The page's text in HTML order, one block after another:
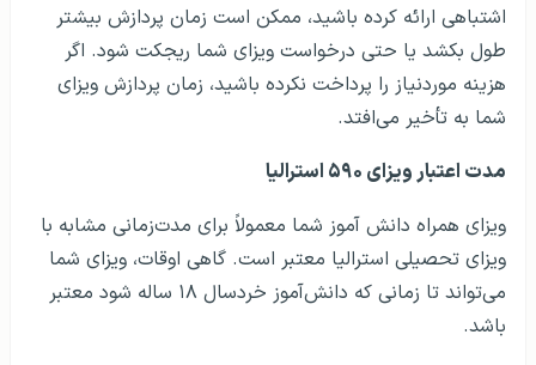
اشتباهی ارائه کرده باشید، ممکن است زمان پردازش بیشتر
طول بکشد یا حتی درخواست ویزای شما ریجکت شود. اگر
هزینه موردنیاز را پرداخت نکرده باشید، زمان پردازش ویزای
شما به تأخیر می‌افتد.
مدت اعتبار ویزای ۵۹۰ استرالیا
ویزای همراه دانش‌ آموز شما معمولاً برای مدت‌زمانی مشابه با
ویزای تحصیلی استرالیا معتبر است. گاهی اوقات، ویزای شما
می‌تواند تا زمانی که دانش‌آموز خردسال ۱۸ ساله شود معتبر
باشد.